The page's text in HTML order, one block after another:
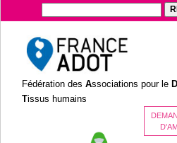
Fédération des Associations pour le D
Tissus humains